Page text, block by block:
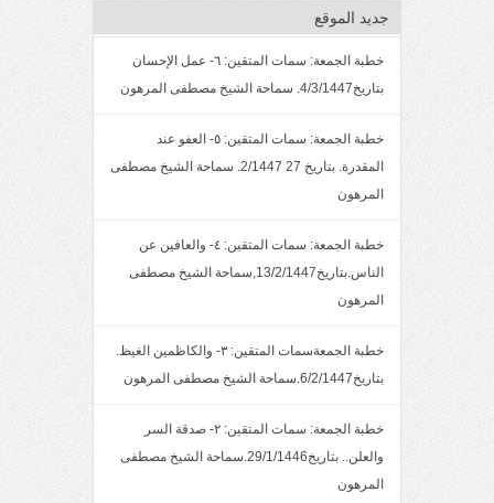
جديد الموقع
خطبة الجمعة: سمات المتقين: ٦- عمل الإحسان
بتاريخ4/3/1447. سماحة الشيخ مصطفى المرهون
خطبة الجمعة: سمات المتقين: ٥- العفو عند
المقدرة. بتاريخ 27 2/1447. سماحة الشيخ مصطفى
المرهون
خطبة الجمعة: سمات المتقين: ٤- والعافين عن
الناس.بتاريخ13/2/1447,سماحة الشيخ مصطفى
المرهون
خطبة الجمعةسمات المتقين: ٣- والكاظمين الغيظ.
بتاريخ6/2/1447.سماحة الشيخ مصطفى المرهون
خطبة الجمعة: سمات المتقين: ٢- صدقة السر
والعلن.. بتاريخ29/1/1446.سماحة الشيخ مصطفى
المرهون